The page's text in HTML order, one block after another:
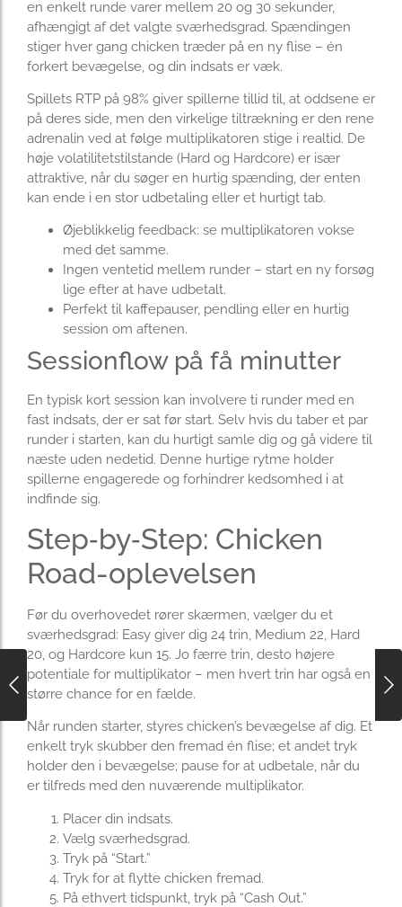
en enkelt runde varer mellem 20 og 30 sekunder,
afhængigt af det valgte sværhedsgrad. Spændingen
stiger hver gang chicken træder på en ny flise – én
forkert bevægelse, og din indsats er væk.
Spillets RTP på 98% giver spillerne tillid til, at oddsene er
på deres side, men den virkelige tiltrækning er den rene
adrenalin ved at følge multiplikatoren stige i realtid. De
høje volatilitetstilstande (Hard og Hardcore) er især
attraktive, når du søger en hurtig spænding, der enten
kan ende i en stor udbetaling eller et hurtigt tab.
Øjeblikkelig feedback: se multiplikatoren vokse
med det samme.
Ingen ventetid mellem runder – start en ny forsøg
lige efter at have udbetalt.
Perfekt til kaffepauser, pendling eller en hurtig
session om aftenen.
Sessionflow på få minutter
En typisk kort session kan involvere ti runder med en
fast indsats, der er sat før start. Selv hvis du taber et par
runder i starten, kan du hurtigt samle dig og gå videre til
næste uden nedetid. Denne hurtige rytme holder
spillerne engagerede og forhindrer kedsomhed i at
indfinde sig.
Step‑by‑Step: Chicken
Road-oplevelsen
Før du overhovedet rører skærmen, vælger du et
sværhedsgrad: Easy giver dig 24 trin, Medium 22, Hard
20, og Hardcore kun 15. Jo færre trin, desto højere
potentiale for multiplikator – men hvert trin har også en
større chance for en fælde.
Når runden starter, styres chicken’s bevægelse af dig. Et
enkelt tryk skubber den fremad én flise; et andet tryk
holder den i bevægelse; pause for at udbetale, når du
er tilfreds med den nuværende multiplikator.
Placer din indsats.
Vælg sværhedsgrad.
Tryk på “Start.”
Tryk for at flytte chicken fremad.
På ethvert tidspunkt, tryk på “Cash Out.”